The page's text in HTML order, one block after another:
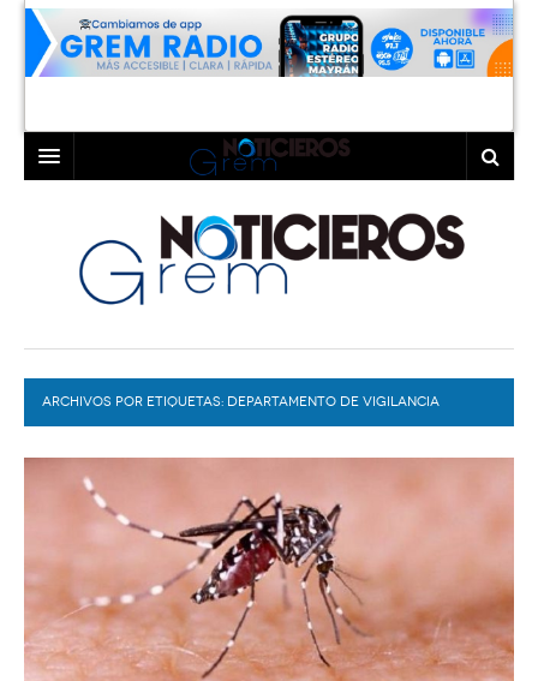
LAGUNA
TORREÓN
GÓMEZ PALACIO
LERDO
COAHUILA
DURANGO
DEPORTES
EXA
EXA INFORMA
CONTEXTOS
TRAYECTO LAGUNA
DIÁLOGOS CON LA HISTORIA
TWEETS AND BEATS
COLABORADORES
ACTUALIDADES GREM
ARCHIVOS POR ETIQUETAS: DEPARTAMENTO DE VIGILANCIA